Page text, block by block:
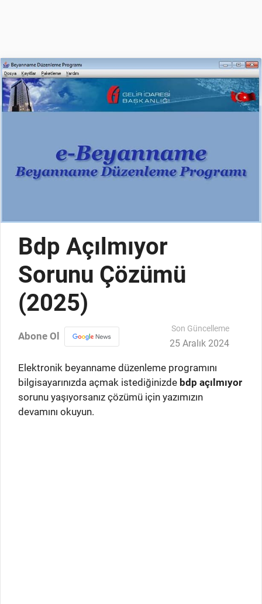
Bdp Açılmıyor
Sorunu Çözümü
(2025)
Abone Ol
Son Güncelleme
25 Aralık 2024
Elektronik beyanname düzenleme programını
bilgisayarınızda açmak istediğinizde bdp açılmıyor
sorunu yaşıyorsanız çözümü için yazımızın
devamını okuyun.